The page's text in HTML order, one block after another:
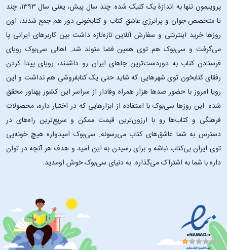
پروپیمون تنها به اندازۀ یک کلیک شده. چند سال پیش، یعنی سال ۱۳۹۳، چند
تا متخصص جوان و پرانرژیِ عاشقِ کتاب و کتابخونی دور هم جمع شدند؛ اون‌
روزها خرید اینترنتی و سفارش آنلاین تازه‌تازه داشت بین کاربرهای ایرانی پا
می‌گرفت و سی‌بوک هم توی همین فضا متولد شد. اهالی سی‌بوک رویای
فرستادن کتاب به دوردست‌ترین جاهای ایران رو داشتند، رویای پیدا کردن
رفقای کتابخون توی شهرهایی که شاید حتی یک کتابفروشی هم نداشت و این
رویا امروز با حضور صدها هزار همراه وفادار از سراسر این کشور پهناور محقق
شده. این ‌روزها سی‌بوک با استفاده از ابزارهایی که در اختیار داره، محصولات
فرهنگی و کتاب‌ها رو با ارزون‌ترین قیمت ممکن و سریع‌ترین راه‌های در
دسترس به شما عاشق‌های کتاب می‌رسونه. سی‌بوک امیدواره هیچ خونه‌یی
توی ایران بی‌کتاب نباشه و برای رسیدن به این امید و هدف هر آنچه در توان
داره با شما به اشتراک می‌گذاره. به دنیای سی‌بوک خوش اومدید.